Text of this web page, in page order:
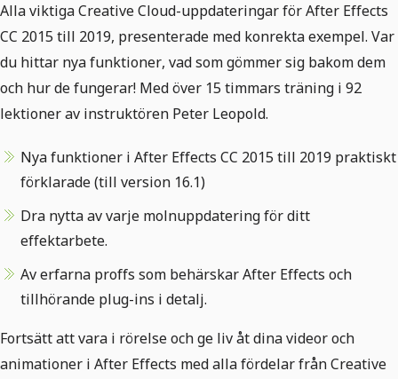
Alla viktiga Creative Cloud-uppdateringar för After Effects
CC 2015 till 2019, presenterade med konrekta exempel. Var
du hittar nya funktioner, vad som gömmer sig bakom dem
och hur de fungerar! Med över 15 timmars träning i 92
lektioner av instruktören Peter Leopold.
Nya funktioner i After Effects CC 2015 till 2019 praktiskt
förklarade (till version 16.1)
Dra nytta av varje molnuppdatering för ditt
effektarbete.
Av erfarna proffs som behärskar After Effects och
tillhörande plug-ins i detalj.
Fortsätt att vara i rörelse och ge liv åt dina videor och
animationer i After Effects med alla fördelar från Creative